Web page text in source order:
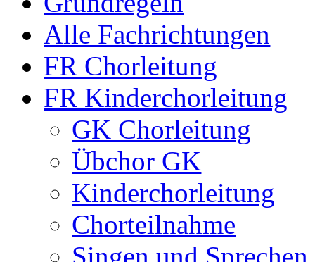
Alle Fachrichtungen
FR Chorleitung
FR Kinderchorleitung
GK Chorleitung
Übchor GK
Kinderchorleitung
Chorteilnahme